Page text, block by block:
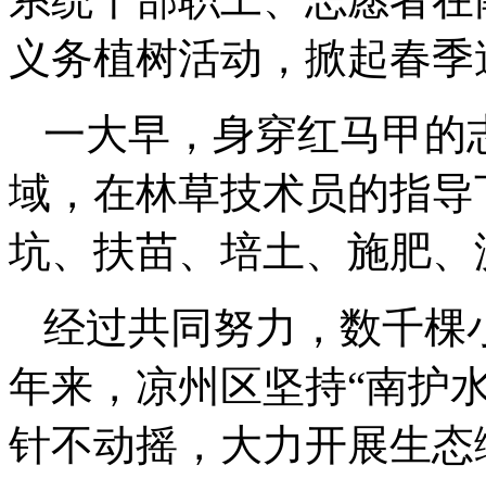
义务植树活动，掀起春
一大早，身穿红马甲的
域，在林草技术员的指
坑、扶苗、培土、施肥
经过共同努力，数千棵
年来，凉州区坚持“南护
针不动摇，大力开展生